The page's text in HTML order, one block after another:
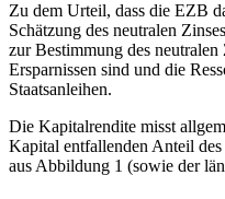
Zu dem Urteil, dass die EZB
Schätzung des neutralen
zur Bestimmung des
Ersparnissen sind und die
Staatsanleihen.
Die Kapitalrendite misst
Kapital entfallenden Anteil
aus Abbildung 1 (sowie der